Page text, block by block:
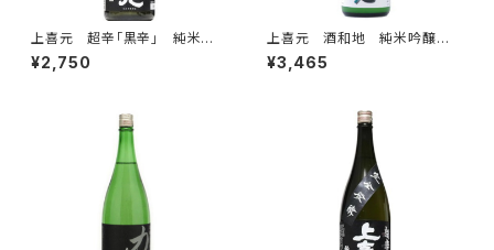
上喜元 超辛「黒辛」 純米大
吟醸45 720ml
¥2,750
上喜元 酒和地 純米吟醸
活性にごり酒生 1.8L
¥3,465